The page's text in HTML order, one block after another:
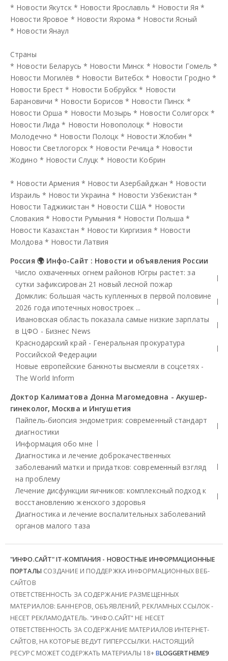
* Новости Якутск * Новости Ярославль * Новости Яя *
Новости Яровое * Новости Яхрома * Новости Ясный
* Новости Янаул
Страны
* Новости Беларусь * Новости Минск * Новости Гомель *
Новости Могилёв * Новости Витебск * Новости Гродно *
Новости Брест * Новости Бобруйск * Новости
Барановичи * Новости Борисов * Новости Пинск *
Новости Орша * Новости Мозырь * Новости Солигорск *
Новости Лида * Новости Новополоцк * Новости
Молодечно * Новости Полоцк * Новости Жлобин *
Новости Светлогорск * Новости Речица * Новости
Жодино * Новости Слуцк * Новости Кобрин
* Новости Армения * Новости Азербайджан * Новости
Израиль * Новости Украина * Новости Узбекистан *
Новости Таджикистан * Новости США * Новости
Словакия * Новости Румыния * Новости Польша *
Новости Казахстан * Новости Киргизия * Новости
Молдова * Новости Латвия
Россия 🌍 Инфо-Сайт : Новости и объявления России
Число охваченных огнем районов Югры растет: за
сутки зафиксирован 21 новый лесной пожар
Домклик: большая часть купленных в первой половине
2026 года ипотечных новостроек ...
Ивановская область показала самые низкие зарплаты
в ЦФО - Бизнес News
Краснодарский край - Генеральная прокуратура
Российской Федерации
Новые европейские банкноты высмеяли в соцсетях -
The World Inform
Доктор Калиматова Донна Магомедовна - Акушер-
гинеколог, Москва и Ингушетия
Пайпель-биопсия эндометрия: современный стандарт
диагностики
Информация обо мне
Диагностика и лечение доброкачественных
заболеваний матки и придатков: современный взгляд
на проблему
Лечение дисфункции яичников: комплексный подход к
восстановлению женского здоровья
Диагностика и лечение воспалительных заболеваний
органов малого таза
"ИНФО.САЙТ" IT-КОМПАНИЯ - НОВОСТНЫЕ ИНФОРМАЦИОННЫЕ
ПОРТАЛЫСОЗДАНИЕ И ПОДДЕРЖКА ИНФОРМАЦИОННЫХ ВЕБ-
САЙТОВ
ОТВЕТСТВЕННОСТЬ ЗА СОДЕРЖАНИЕ РАЗМЕЩЕННЫХ
МАТЕРИАЛОВ: БАННЕРОВ, ОБЪЯВЛЕНИЙ, РЕКЛАМНЫХ ССЫЛОК -
НЕСЕТ РЕКЛАМОДАТЕЛЬ. "ИНФО.САЙТ" НЕ НЕСЕТ
ОТВЕТСТВЕННОСТЬ ЗА СОДЕРЖАНИЕ МАТЕРИАЛОВ ИНТЕРНЕТ-
САЙТОВ, НА КОТОРЫЕ ВЕДУТ ГИПЕРССЫЛКИ. НАСТОЯЩИЙ
РЕСУРС МОЖЕТ СОДЕРЖАТЬ МАТЕРИАЛЫ 18+BLOGGERTHEME9